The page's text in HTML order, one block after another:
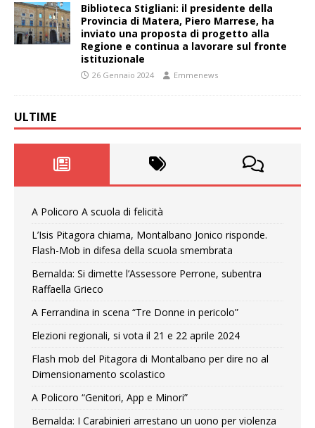
Biblioteca Stigliani: il presidente della
Provincia di Matera, Piero Marrese, ha
inviato una proposta di progetto alla
Regione e continua a lavorare sul fronte
istituzionale
26 Gennaio 2024 Emmenews
ULTIME
A Policoro A scuola di felicità
L’Isis Pitagora chiama, Montalbano Jonico risponde.
Flash-Mob in difesa della scuola smembrata
Bernalda: Si dimette l’Assessore Perrone, subentra
Raffaella Grieco
A Ferrandina in scena “Tre Donne in pericolo”
Elezioni regionali, si vota il 21 e 22 aprile 2024
Flash mob del Pitagora di Montalbano per dire no al
Dimensionamento scolastico
A Policoro “Genitori, App e Minori”
Bernalda: I Carabinieri arrestano un uono per violenza